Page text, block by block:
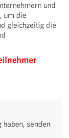
und
um die
gleichzeitig die
haben, senden